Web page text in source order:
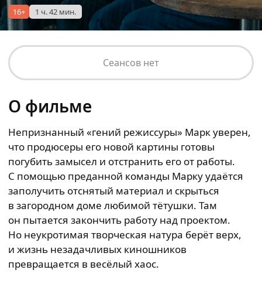
16+ 1 ч. 42 мин.
Сеансов нет
О фильме
Непризнанный «гений режиссуры» Марк уверен,
что продюсеры его новой картины готовы
погубить замысел и отстранить его от работы.
С помощью преданной команды Марку удаётся
заполучить отснятый материал и скрыться
в загородном доме любимой тётушки. Там
он пытается закончить работу над проектом.
Но неукротимая творческая натура берёт верх,
и жизнь незадачливых киношников
превращается в весёлый хаос.